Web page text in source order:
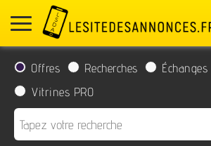
Offres Recherches Échanges
Vitrines PRO